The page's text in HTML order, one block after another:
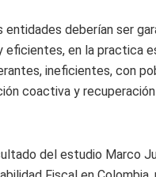
deberían ser
eficientes, en la practica
ineficientes, con
coactiva y
del estudio Marco